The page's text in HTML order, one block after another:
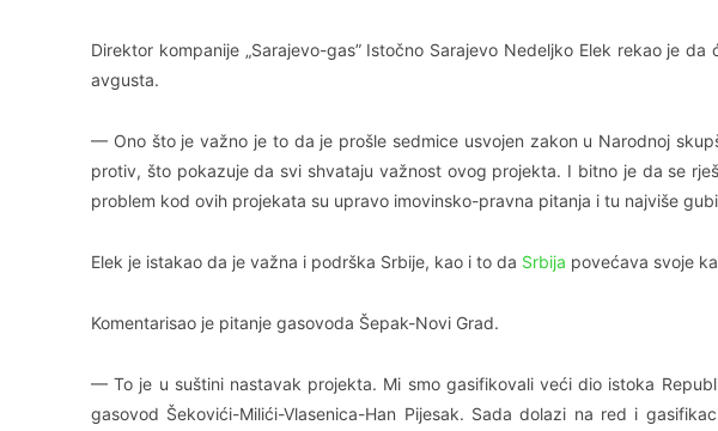
Direktor kompanije „Sarajevo-gas” Istočno Sarajevo Nedeljko Elek rekao je
avgusta.
— Ono što je važno je to da je prošle sedmice usvojen zakon u Narodnoj
protiv, što pokazuje da svi shvataju važnost ovog projekta. I bitno je da se
problem kod ovih projekata su upravo imovinsko-pravna pitanja i tu najviše
Elek je istakao da je važna i podrška Srbije, kao i to da Srbija povećava svoje
Komentarisao je pitanje gasovoda Šepak-Novi Grad.
— To je u suštini nastavak projekta. Mi smo gasifikovali veći dio istoka
gasovod Šekovići-Milići-Vlasenica-Han Pijesak. Sada dolazi na red i